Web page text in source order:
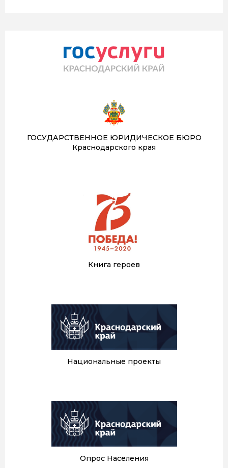
ГОСУДАРСТВЕННОЕ ЮРИДИЧЕСКОЕ БЮРО
Краснодарского края
Книга героев
Национальные проекты
Опрос Населения